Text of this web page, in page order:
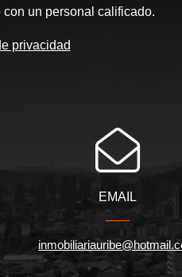
un personal calificado.
privacidad
EMAIL